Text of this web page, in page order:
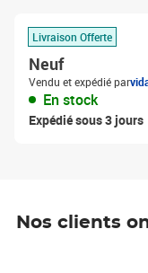
Livraison Offerte
Neuf
Vendu et expédié par
En stock
Expédié sous 3 jours
Nos clients